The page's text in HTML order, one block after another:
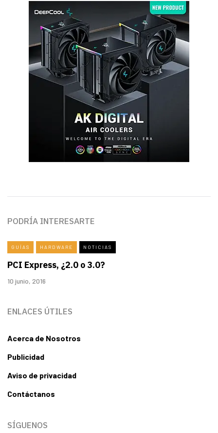
PODRÍA INTERESARTE
GUÍAS HARDWARE NOTICIAS
PCI Express, ¿2.0 o 3.0?
10 junio, 2016
ENLACES ÚTILES
Acerca de Nosotros
Publicidad
Aviso de privacidad
Contáctanos
SÍGUENOS